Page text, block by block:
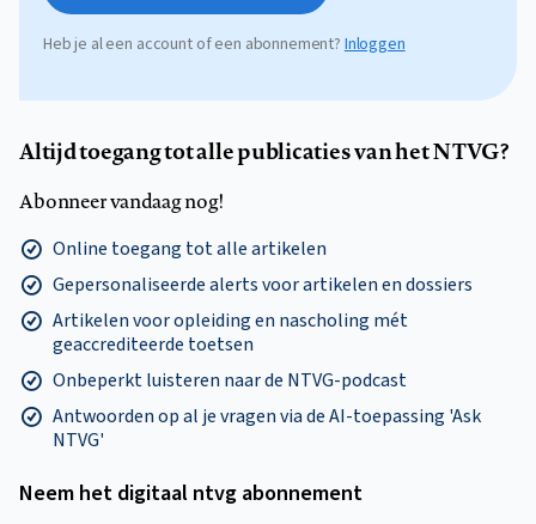
Heb je al een account of een abonnement?Inloggen
Altijd toegang tot alle publicaties van het NTVG?
Abonneer vandaag nog!
Online toegang tot alle artikelen
Gepersonaliseerde alerts voor artikelen en dossiers
Artikelen voor opleiding en nascholing mét
geaccrediteerde toetsen
Onbeperkt luisteren naar de NTVG-podcast
Antwoorden op al je vragen via de AI-toepassing 'Ask
NTVG'
Neem het digitaal ntvg abonnement